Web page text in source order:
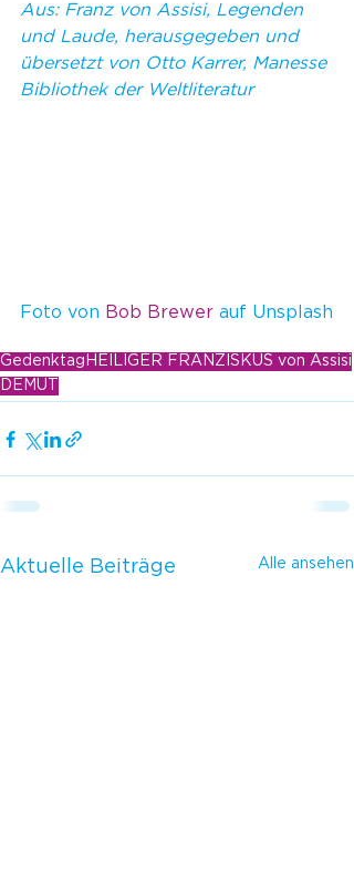
Aus: Franz von Assisi, Legenden
und Laude, herausgegeben und
übersetzt von Otto Karrer, Manesse
Bibliothek der Weltliteratur
Foto von Bob Brewer auf Unsplash
Gedenktag HEILIGER FRANZISKUS von Assisi
DEMUT
Aktuelle Beiträge Alle ansehen